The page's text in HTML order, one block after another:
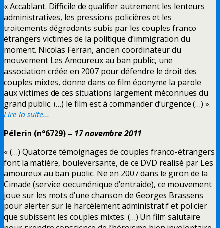
« Accablant. Difficile de qualifier autrement les lenteurs
administratives, les pressions policières et les
traitements dégradants subis par les couples franco-
étrangers victimes de la politique d’immigration du
moment. Nicolas Ferran, ancien coordinateur du
mouvement Les Amoureux au ban public, une
association créée en 2007 pour défendre le droit des
couples mixtes, donne dans ce film éponyme la parole
aux victimes de ces situations largement méconnues du
grand public. (…) le film est à commander d’urgence (…) ».
Lire la suite…
Pélerin (n°6729) – 17 novembre 2011
« (…) Quatorze témoignages de couples franco-étrangers
font la matière, bouleversante, de ce DVD réalisé par Les
amoureux au ban public. Né en 2007 dans le giron de la
Cimade (service oecuménique d’entraide), ce mouvement
joue sur les mots d’une chanson de Georges Brassens
pour alerter sur le harcèlement administratif et policier
que subissent les couples mixtes. (…) Un film salutaire